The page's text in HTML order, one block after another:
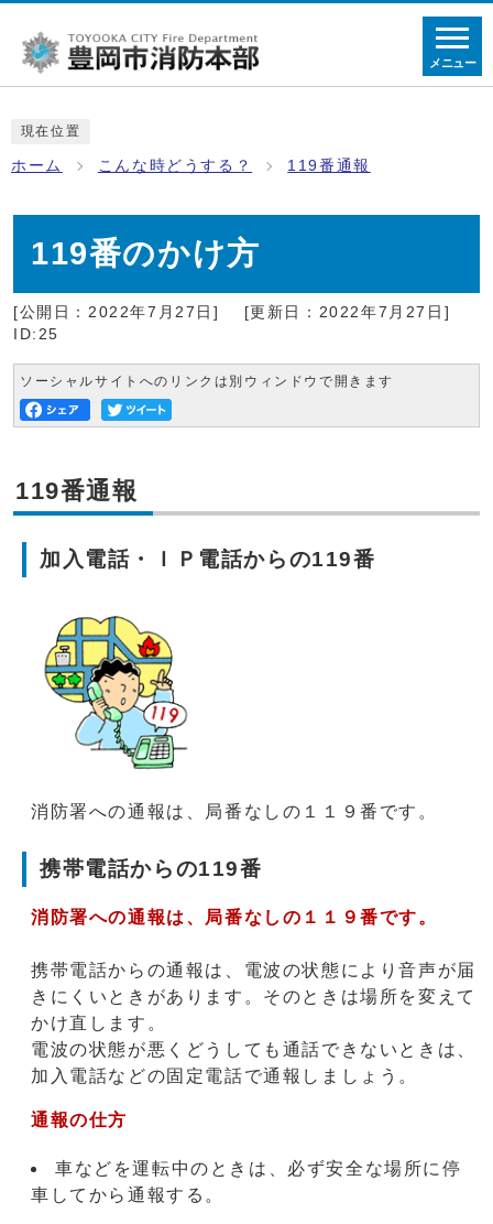
メニュー
現在位置
ホーム こんな時どうする？ 119番通報
119番のかけ方
[公開日：2022年7月27日]
[更新日：2022年7月27日]
ID:25
ソーシャルサイトへのリンクは別ウィンドウで開きます
119番通報
加入電話・ＩＰ電話からの119番
消防署への通報は、局番なしの１１９番です。
携帯電話からの119番
消防署への通報は、局番なしの１１９番です。
携帯電話からの通報は、電波の状態により音声が届
きにくいときがあります。そのときは場所を変えて
かけ直します。
電波の状態が悪くどうしても通話できないときは、
加入電話などの固定電話で通報しましょう。
通報の仕方
車などを運転中のときは、必ず安全な場所に停
車してから通報する。